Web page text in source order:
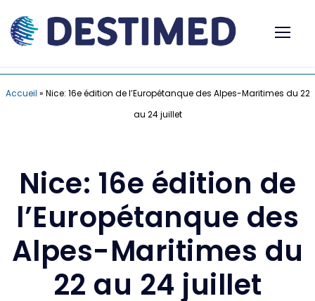
Accueil » Nice: 16e édition de l’Europétanque des Alpes-Maritimes du 22
au 24 juillet
Nice: 16e édition de
l’Europétanque des
Alpes-Maritimes du
22 au 24 juillet